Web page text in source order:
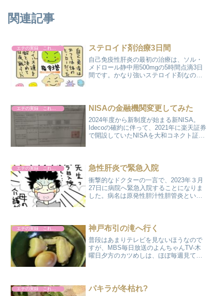
関連記事
エテの実録 これやりました ステロイド剤治療3日間
自己免疫性肝炎の最初の治療は、ソル・
メドロール静中用500mgの5時間点滴3日
間です。かなり強いステロイド剤なの
た。尿の色 1日目…...
NISAの金融機関変更してみた
2024年度から新制度が始まる新NISA。
Idecoの確約に伴って、2021年に楽天証券
で開設していたNISAを大和コネクト証券
エテの実録 これやりました 急性肝炎で緊急入院
衝撃的なドクターの一言で、2023年３月
27日に病院へ緊急入院することになりま
した。病名は原発性胆汁性胆管炎という
た。いまだに難し...
エテの実録 これやりました 神戸布引の滝へ行く
普段はあまりテレビを見ないほうなので
すが、MBS毎日放送のよんちゃんTV-木
曜日夕方のカツめしは、ほぼ毎週見てい
にある雄滝茶屋の美味...
パキラが冬枯れ?